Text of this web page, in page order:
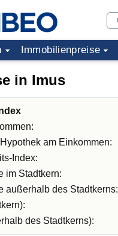
Immobilienpreise
in Imus
am Einkommen:
Index:
im Stadtkern:
außerhalb des Stadtkerns:
des Stadtkerns):